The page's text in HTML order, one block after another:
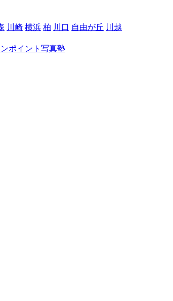
川崎 横浜 柏 川口 自由が丘 川越
ポイント写真塾